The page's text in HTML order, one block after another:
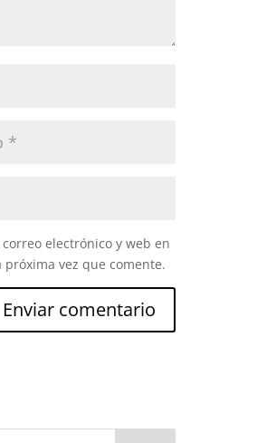
electrónico y web en
vez que comente.